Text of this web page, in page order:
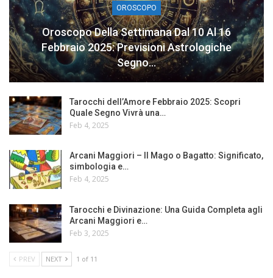
OROSCOPO
Oroscopo Della Settimana Dal 10 Al 16
Febbraio 2025: Previsioni Astrologiche
Segno…
Tarocchi dell’Amore Febbraio 2025: Scopri
Quale Segno Vivrà una…
Feb 4, 2025
Arcani Maggiori – Il Mago o Bagatto: Significato,
simbologia e…
Feb 4, 2025
Tarocchi e Divinazione: Una Guida Completa agli
Arcani Maggiori e…
Feb 3, 2025
PREV NEXT 1 of 11